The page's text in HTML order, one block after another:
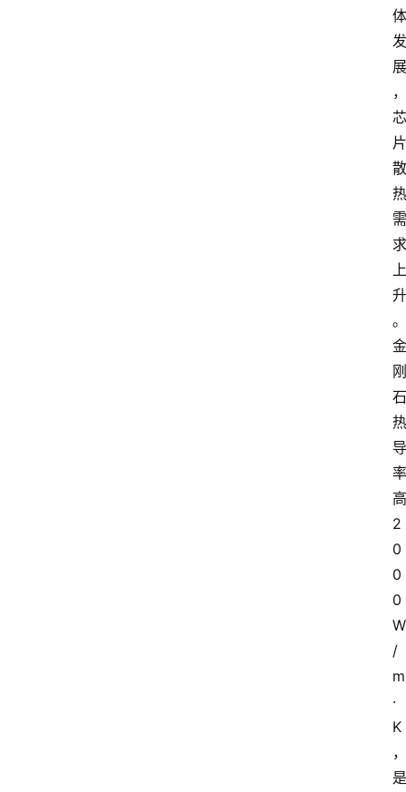
体
发
展
，
芯
片
散
热
需
求
上
升
。
金
刚
石
热
导
率
高
2
0
0
0
W
/
m
·
K
，
是